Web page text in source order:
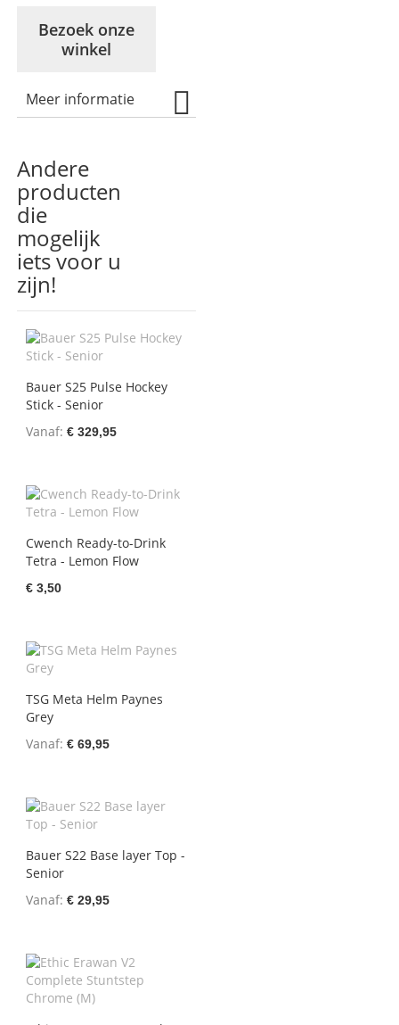
Bezoek onze
winkel
Meer informatie
Andere
producten
die
mogelijk
iets voor u
zijn!
Bauer S25 Pulse Hockey
Stick - Senior
Vanaf € 329,95
Cwench Ready-to-Drink
Tetra - Lemon Flow
€ 3,50
TSG Meta Helm Paynes
Grey
Vanaf € 69,95
Bauer S22 Base layer Top -
Senior
Vanaf € 29,95